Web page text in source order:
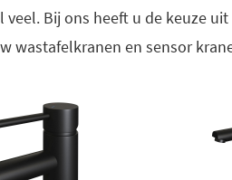
veel. Bij ons heeft u de keuze
wastafelkranen en sensor